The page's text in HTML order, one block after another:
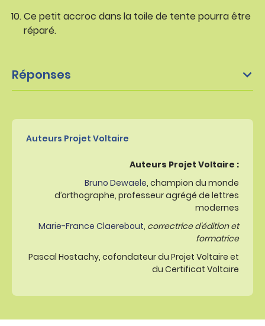
Ce petit accroc dans la toile de tente pourra être
réparé.
Réponses
Auteurs Projet Voltaire
Auteurs Projet Voltaire :
Bruno Dewaele, champion du monde
d’orthographe, professeur agrégé de lettres
modernes
Marie-France Claerebout, correctrice d’édition et
formatrice
Pascal Hostachy, cofondateur du Projet Voltaire et
du Certificat Voltaire